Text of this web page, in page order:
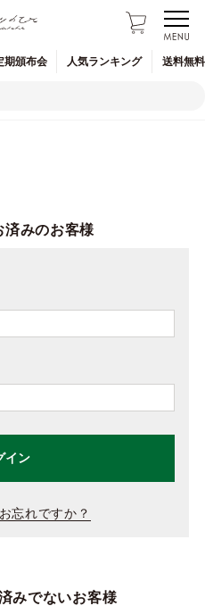
期頒布会 人気ランキング 送料無
済みのお客様
イン
忘れですか？
みでないお客様